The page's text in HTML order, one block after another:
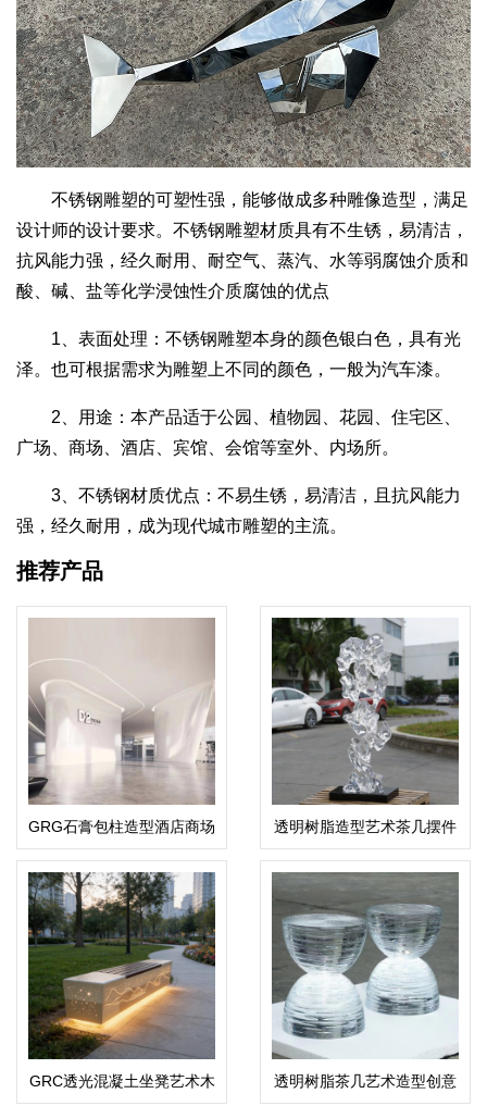
不锈钢雕塑的可塑性强，能够做成多种雕像造型，满足
设计师的设计要求。不锈钢雕塑材质具有不生锈，易清洁，
抗风能力强，经久耐用、耐空气、蒸汽、水等弱腐蚀介质和
酸、碱、盐等化学浸蚀性介质腐蚀的优点
1、表面处理：不锈钢雕塑本身的颜色银白色，具有光
泽。也可根据需求为雕塑上不同的颜色，一般为汽车漆。
2、用途：本产品适于公园、植物园、花园、住宅区、
广场、商场、酒店、宾馆、会馆等室外、内场所。
3、不锈钢材质优点：不易生锈，易清洁，且抗风能力
强，经久耐用，成为现代城市雕塑的主流。
推荐产品
GRG石膏包柱造型酒店商场
天花吊顶装饰
透明树脂造型艺术茶几摆件
GRC透光混凝土坐凳艺术木
透明树脂茶几艺术造型创意